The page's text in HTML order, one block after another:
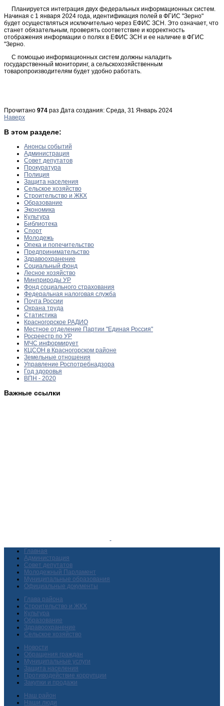
Планируется интеграция двух федеральных информационных систем.
Начиная с 1 января 2024 года, идентификация полей в ФГИС "Зерно"
будет осуществляться исключительно через ЕФИС ЗСН. Это означает, что
станет обязательным, проверять соответствие и корректность
отображения информации о полях в ЕФИС ЗСН и ее наличие в ФГИС
"Зерно.
С помощью информационных систем должны наладить
государственный мониторинг, а сельскохозяйственным
товаропроизводителям будет удобно работать.
Прочитано 974 раз Дата создания: Среда, 31 Январь 2024
Наверх
В этом разделе:
Анонсы событий
Администрация
Совет депутатов
Прокуратура
Полиция
Защита населения
Сельское хозяйство
Строительство и ЖКХ
Образование
Экономика
Культура
Библиотека
Спорт
Молодежь
Опека и попечительство
Предпринимательство
Здравоохранение
Социальный фонд
Лесное хозяйство
Минприроды УР
Фонд социального страхования
Федеральная налоговая служба
Почта России
Охрана труда
Статистика
Красногорское РАДИО
Местное отделение Партии "Единая Россия"
Росреестр по УР
МЧС информирует
КЦСОН в Красногорском районе
Земельные отношения
Управление Роспотребнадзора
Год здоровья
ВПН - 2020
Важные ссылки
Главная
Администрация
Совет депутатов
Молодежный Парламент
Муниципальные образования
Официальные документы
Глава района
Строительство и ЖКХ
Культура
Образование
Здравоохранение
Сельское хозяйство
Новости
Обращения граждан
Муниципальные услуги
Защита населения
Противодействие коррупции
Закупки и продажи
Наш район
Наши люди